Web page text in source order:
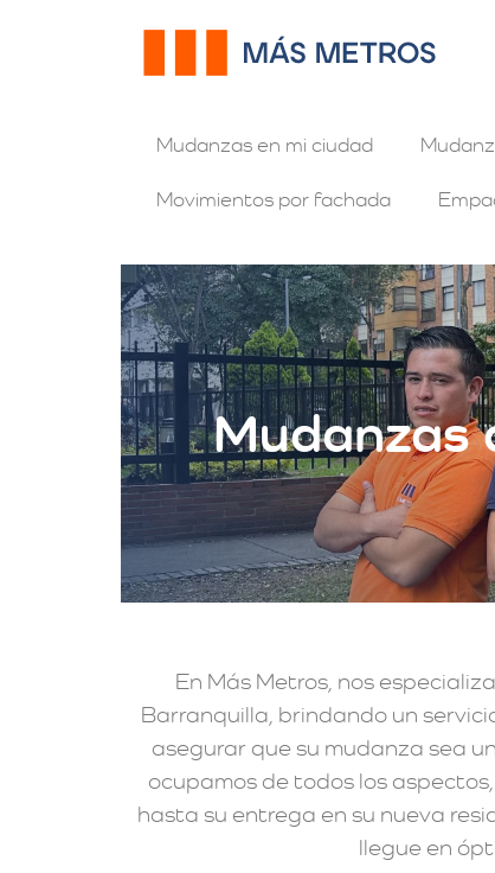
Mudanzas en mi ciudad
Movimientos por fachada
Mudanzas
En Más Metros, nos
Barranquilla, brindando un
asegurar que su mudanza sea
ocupamos de todos los
hasta su entrega en su nueva
llegue en